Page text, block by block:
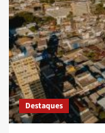
Destaques